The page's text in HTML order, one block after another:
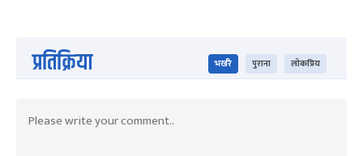
प्रतिक्रिया भर्खरै पुराना लोकप्रिय